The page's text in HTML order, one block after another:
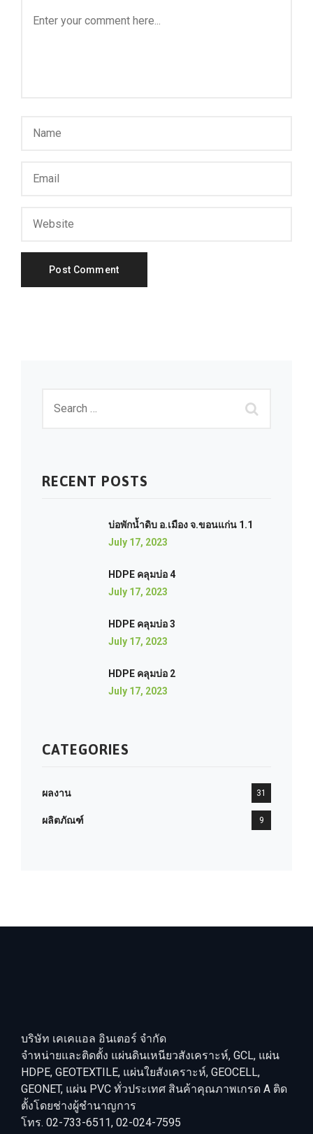
RECENT POSTS
บ่อพักน้ำดิบ อ.เมือง จ.ขอนแก่น 1.1
July 17, 2023
HDPE คลุมบ่อ 4
July 17, 2023
HDPE คลุมบ่อ 3
July 17, 2023
HDPE คลุมบ่อ 2
July 17, 2023
CATEGORIES
ผลงาน 31
ผลิตภัณฑ์ 9
บริษัท เคเคแอล อินเตอร์ จำกัด
จำหน่ายและติดตั้ง แผ่นดินเหนียวสังเคราะห์, GCL, แผ่น
HDPE, GEOTEXTILE, แผ่นใยสังเคราะห์, GEOCELL,
GEONET, แผ่น PVC ทั่วประเทศ สินค้าคุณภาพเกรด A ติด
ตั้งโดยช่างผู้ชำนาญการ
โทร. 02-733-6511, 02-024-7595